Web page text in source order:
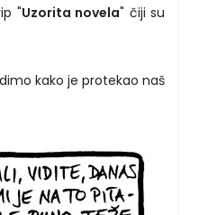
"Uzorita novela" čiji su
kako je protekao naš